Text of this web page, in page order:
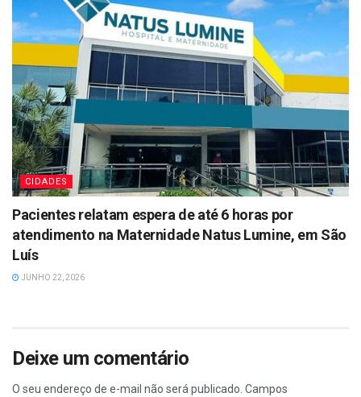
CIDADES
Pacientes relatam espera de até 6 horas por
atendimento na Maternidade Natus Lumine, em São
Luís
JUNHO 22, 2026
Deixe um comentário
O seu endereço de e-mail não será publicado. Campos